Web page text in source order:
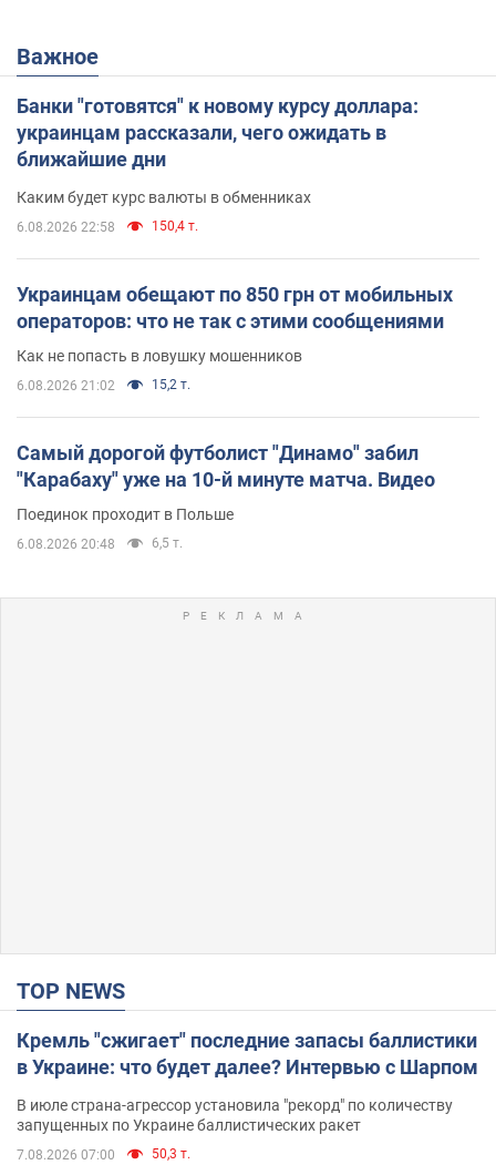
Важное
Банки "готовятся" к новому курсу доллара:
украинцам рассказали, чего ожидать в
ближайшие дни
Каким будет курс валюты в обменниках
6.08.2026 22:58 150,4 т.
Украинцам обещают по 850 грн от мобильных
операторов: что не так с этими сообщениями
Как не попасть в ловушку мошенников
6.08.2026 21:02 15,2 т.
Самый дорогой футболист "Динамо" забил
"Карабаху" уже на 10-й минуте матча. Видео
Поединок проходит в Польше
6.08.2026 20:48 6,5 т.
TOP NEWS
Кремль "сжигает" последние запасы баллистики
в Украине: что будет далее? Интервью с Шарпом
В июле страна-агрессор установила "рекорд" по количеству
запущенных по Украине баллистических ракет
7.08.2026 07:00 50,3 т.